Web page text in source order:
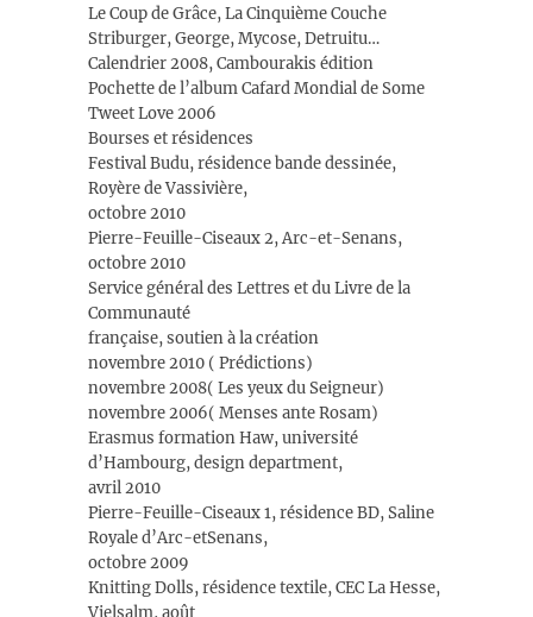
Le Coup de Grâce, La Cinquième Couche
Striburger, George, Mycose, Detruitu…
Calendrier 2008, Cambourakis édition
Pochette de l’album Cafard Mondial de Some
Tweet Love 2006
Bourses et résidences
Festival Budu, résidence bande dessinée,
Royère de Vassivière,
octobre 2010
Pierre-Feuille-Ciseaux 2, Arc-et-Senans,
octobre 2010
Service général des Lettres et du Livre de la
Communauté
française, soutien à la création
novembre 2010 ( Prédictions)
novembre 2008( Les yeux du Seigneur)
novembre 2006( Menses ante Rosam)
Erasmus formation Haw, université
d’Hambourg, design department,
avril 2010
Pierre-Feuille-Ciseaux 1, résidence BD, Saline
Royale d’Arc-etSenans,
octobre 2009
Knitting Dolls, résidence textile, CEC La Hesse,
Vielsalm, août